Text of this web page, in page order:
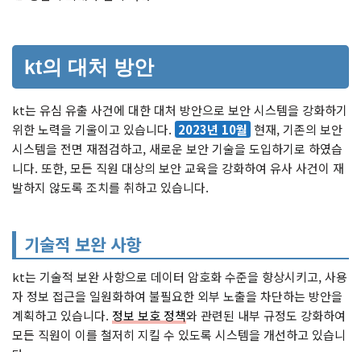
kt의 대처 방안
kt는 유심 유출 사건에 대한 대처 방안으로 보안 시스템을 강화하기
위한 노력을 기울이고 있습니다. 2023년 10월 현재, 기존의 보안
시스템을 전면 재점검하고, 새로운 보안 기술을 도입하기로 하였습
니다. 또한, 모든 직원 대상의 보안 교육을 강화하여 유사 사건이 재
발하지 않도록 조치를 취하고 있습니다.
기술적 보완 사항
kt는 기술적 보완 사항으로 데이터 암호화 수준을 향상시키고, 사용
자 정보 접근을 일원화하여 불필요한 외부 노출을 차단하는 방안을
계획하고 있습니다. 정보 보호 정책와 관련된 내부 규정도 강화하여
모든 직원이 이를 철저히 지킬 수 있도록 시스템을 개선하고 있습니